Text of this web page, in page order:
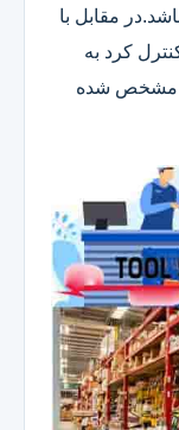
مقابل با
کرد به
مشخص شده